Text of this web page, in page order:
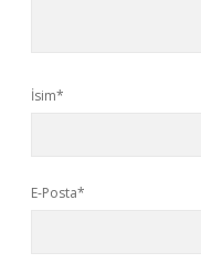
İsim*
E-Posta*